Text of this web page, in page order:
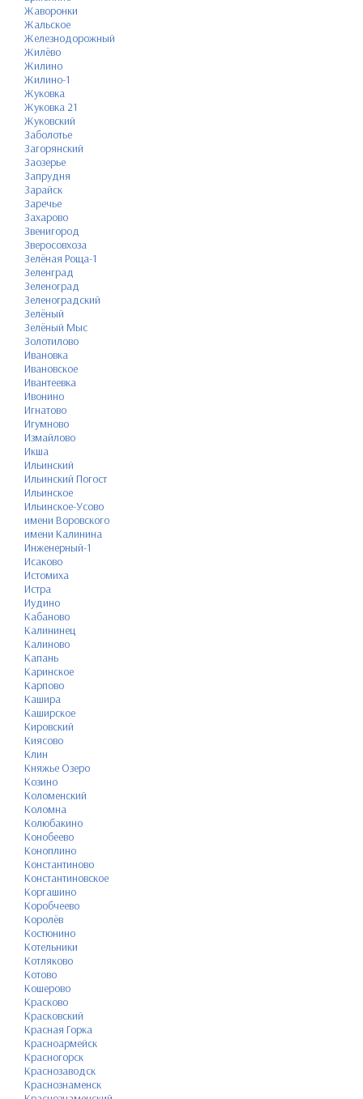
Жаворонки
Жальское
Железнодорожный
Жилёво
Жилино
Жилино-1
Жуковка
Жуковка 21
Жуковский
Заболотье
Загорянский
Заозерье
Запрудня
Зарайск
Заречье
Захарово
Звенигород
Зверосовхоза
Зелёная Роща-1
Зеленград
Зеленоград
Зеленоградский
Зелёный
Зелёный Мыс
Золотилово
Ивановка
Ивановское
Ивантеевка
Ивонино
Игнатово
Игумново
Измайлово
Икша
Ильинский
Ильинский Погост
Ильинское
Ильинское-Усово
имени Воровского
имени Калинина
Инженерный-1
Исаково
Истомиха
Истра
Иудино
Кабаново
Калининец
Калиново
Капань
Каринское
Карпово
Кашира
Каширское
Кировский
Киясово
Клин
Княжье Озеро
Козино
Коломенский
Коломна
Колюбакино
Конобеево
Коноплино
Константиново
Константиновское
Коргашино
Коробчеево
Королёв
Костюнино
Котельники
Котляково
Котово
Кошерово
Красково
Красковский
Красная Горка
Красноармейск
Красногорск
Краснозаводск
Краснознаменск